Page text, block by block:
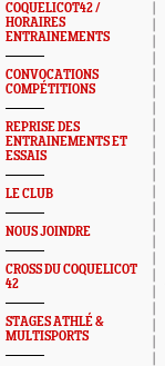
COQUELICOT42 /
HORAIRES
ENTRAINEMENTS
CONVOCATIONS
COMPÉTITIONS
REPRISE DES
ENTRAINEMENTS ET
ESSAIS
LE CLUB
NOUS JOINDRE
CROSS DU COQUELICOT
42
STAGES ATHLÉ &
MULTISPORTS